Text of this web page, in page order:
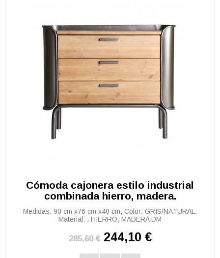
Cómoda cajonera estilo industrial
combinada hierro, madera.
Medidas: 90 cm x76 cm x40 cm, Color: GRIS/NATURAL,
Material: , HIERRO, MADERA DM
285,60 € 244,10 €